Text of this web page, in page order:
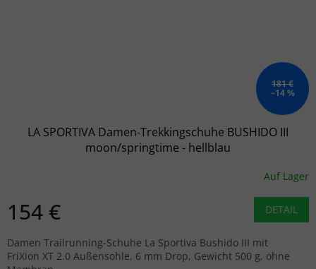
181 €
–14 %
LA SPORTIVA Damen-Trekkingschuhe BUSHIDO III
moon/springtime - hellblau
Auf Lager
154 € DETAIL
Damen Trailrunning-Schuhe La Sportiva Bushido III mit
FriXion XT 2.0 Außensohle, 6 mm Drop, Gewicht 500 g, ohne